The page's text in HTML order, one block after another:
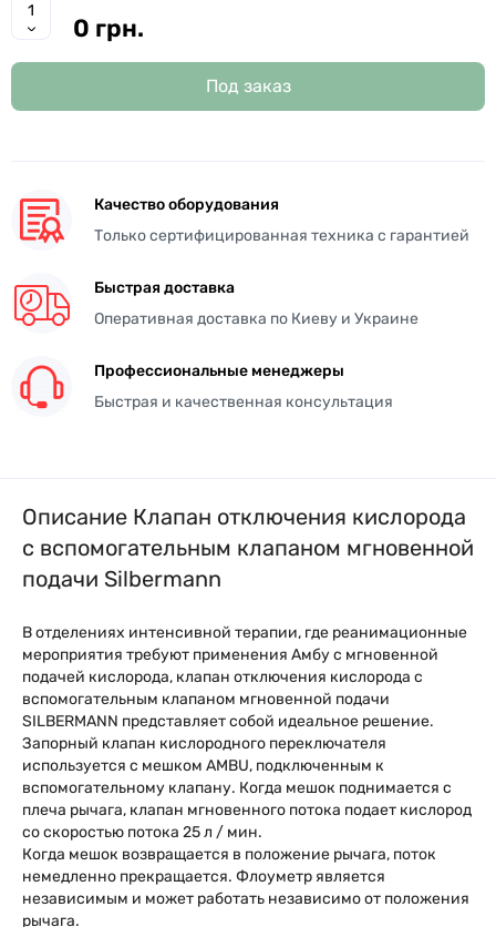
0 грн.
Под заказ
Качество оборудования
Только сертифицированная техника с гарантией
Быстрая доставка
Оперативная доставка по Киеву и Украине
Профессиональные менеджеры
Быстрая и качественная консультация
Описание Клапан отключения кислорода
с вспомогательным клапаном мгновенной
подачи Silbermann
В отделениях интенсивной терапии, где реанимационные
мероприятия требуют применения Амбу с мгновенной
подачей кислорода, клапан отключения кислорода с
вспомогательным клапаном мгновенной подачи
SILBERMANN представляет собой идеальное решение.
Запорный клапан кислородного переключателя
используется с мешком AMBU, подключенным к
вспомогательному клапану. Когда мешок поднимается с
плеча рычага, клапан мгновенного потока подает кислород
со скоростью потока 25 л / мин.
Когда мешок возвращается в положение рычага, поток
немедленно прекращается. Флоуметр является
независимым и может работать независимо от положения
рычага.